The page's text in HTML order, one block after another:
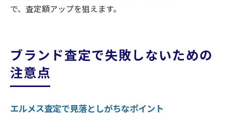
で、査定額アップを狙えます。
ブランド査定で失敗しないための
注意点
エルメス査定で見落としがちなポイント